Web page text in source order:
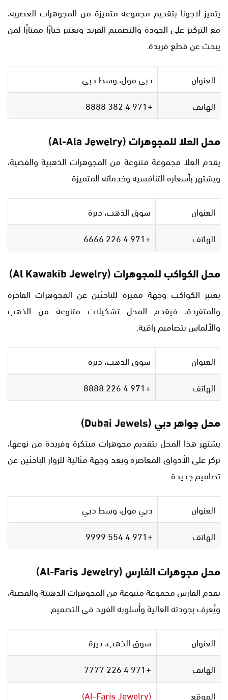
يتميز لاجونا بتقديم مجموعة متميزة من المجوهرات العصرية،
مع التركيز على الجودة والتصميم الفريد ويعتبر خيارًا ممتازًا لمن
يبحث عن قطع فريدة.
العنوان
دبي مول، وسط دبي
الهاتف
+971 4 382 8888
محل العلا للمجوهرات (Al-Ala Jewelry)
يقدم العلا مجموعة متنوعة من المجوهرات الذهبية والفضية،
ويشتهر بأسعاره التنافسية وخدماته المتميزة.
العنوان
سوق الذهب، ديرة
الهاتف
+971 4 226 6666
محل الكواكب للمجوهرات (Al Kawakib Jewelry)
يعتبر الكواكب وجهة مميزة للباحثين عن المجوهرات الفاخرة
والمتفردة، فيقدم المحل تشكيلات متنوعة من الذهب
والألماس بتصاميم راقية.
العنوان
سوق الذهب، ديرة
الهاتف
+971 4 226 8888
محل جواهر دبي (Dubai Jewels)
يشتهر هذا المحل بتقديم مجوهرات مبتكرة وفريدة من نوعها،
تركز على الأذواق المعاصرة ويعد وجهة مثالية للزوار الباحثين عن
تصاميم جديدة.
العنوان
دبي مول، وسط دبي
الهاتف
+971 4 554 9999
محل مجوهرات الفارس (Al-Faris Jewelry)
يقدم الفارس مجموعة متنوعة من المجوهرات الذهبية والفضية،
ويُعرف بجودته العالية وأسلوبه الفريد في التصميم.
العنوان
سوق الذهب، ديرة
الهاتف
+971 4 226 7777
الموقع
(Al-Faris Jewelry)